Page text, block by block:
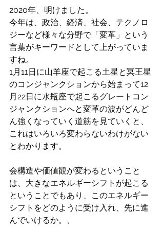
2020年、明けました。
今年は、政治、経済、社会、テクノロ
ジーなど様々な分野で「変革」という
言葉がキーワードとして上がっていま
すね。
1月11日に山羊座で起こる土星と冥王星
のコンジャンクションから始まって12
月22日に水瓶座で起こるグレートコン
ジャンクションへと変革の波がどんど
ん強くなっていく道筋を見ていくと、
これはいろいろ変わらないわけがない
とわかります。
会構造や価値観が変わるということ
は、大きなエネルギーシフトが起こる
ということでもあり、このエネルギー
シフトをどのように受け入れ、先に進
んでいけるか。、